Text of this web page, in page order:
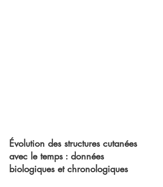
Évolution des structures cutanées
avec le temps : données
biologiques et chronologiques